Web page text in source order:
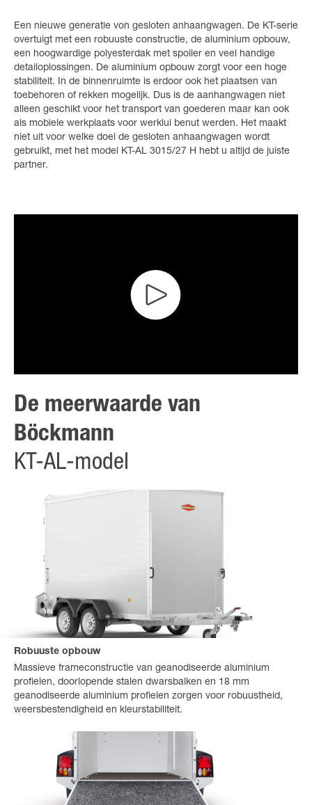
Een nieuwe generatie von gesloten anhaangwagen. De KT-serie
overtuigt met een robuuste constructie, de aluminium opbouw,
een hoogwardige polyesterdak met spoiler en veel handige
detailoplossingen. De aluminium opbouw zorgt voor een hoge
stabiliteit. In de binnenruimte is erdoor ook het plaatsen van
toebehoren of rekken mogelijk. Dus is de aanhangwagen niet
alleen geschikt voor het transport van goederen maar kan ook
als mobiele werkplaats voor werklui benut werden. Het maakt
niet uit voor welke doel de gesloten anhaangwagen wordt
gebruikt, met het model KT-AL 3015/27 H hebt u altijd de juiste
partner.
De meerwaarde van
Böckmann
KT-AL-model
Robuuste opbouw
Massieve frameconstructie van geanodiseerde aluminium
profielen, doorlopende stalen dwarsbalken en 18 mm
geanodiseerde aluminium profielen zorgen voor robuustheid,
weersbestendigheid en kleurstabiliteit.